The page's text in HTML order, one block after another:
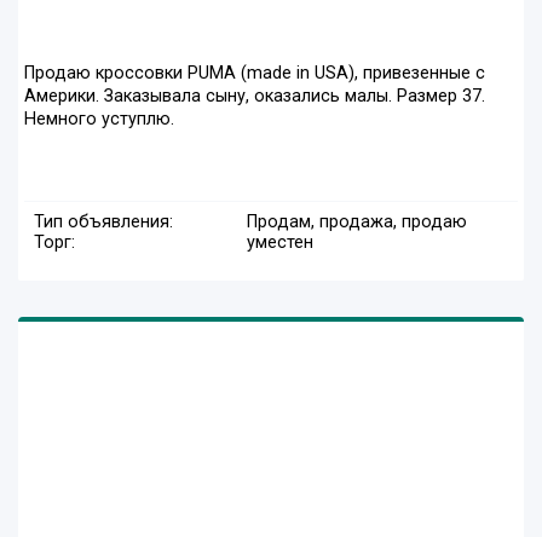
Продаю кроссовки PUMA (made in USA), привезенные с
Америки. Заказывала сыну, оказались малы. Размер 37.
Немного уступлю.
Тип объявления:
Продам, продажа, продаю
Торг:
уместен